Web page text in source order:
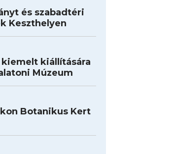
és szabadtéri
Keszthelyen
kiállítására
Múzeum
Botanikus Kert